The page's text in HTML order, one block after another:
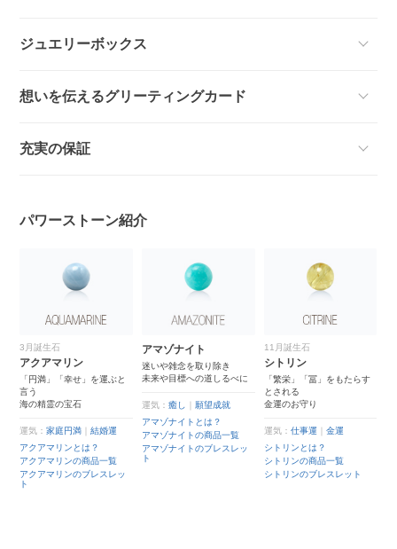
ジュエリーボックス
想いを伝えるグリーティングカード
充実の保証
パワーストーン紹介
3月誕生石
アクアマリン
「円満」「幸せ」を運ぶと
言う
海の精霊の宝石
運気：家庭円満 ｜結婚運
アクアマリンとは？
アクアマリンの商品一覧
アクアマリンのブレスレッ
ト
アマゾナイト
迷いや雑念を取り除き
未来や目標への道しるべに
運気： 癒し
願望成就
アマゾナイトとは？
アマゾナイトの商品一覧
アマゾナイトのブレスレッ
ト
11月誕生石
シトリン
「繁栄」「冨」をもたらす
とされる
金運のお守り
運気： 仕事運
金運
シトリンとは？
シトリンの商品一覧
シトリンのブレスレット